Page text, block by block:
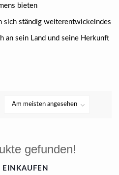
bieten
sich ständig weiterentwickelndes
an sein Land und seine Herkunft
gefunden!